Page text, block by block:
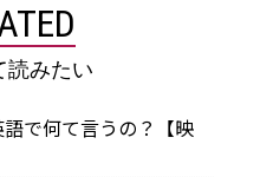
読みたい
語で何て言うの？【映